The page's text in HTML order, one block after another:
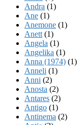
Andra (1)
Ane (1)
Anemone (1)
Anett (1)
Angela (1)
Angelika (1)
Anna (1974) (1)
Anneli (1)
Anni (2)
Anosta (2)
Antares (2)
Antigo (1)
Antinema (2)